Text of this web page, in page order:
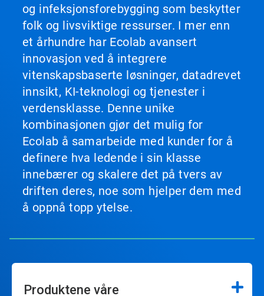
og infeksjonsforebygging som beskytter
folk og livsviktige ressurser. I mer enn
et århundre har Ecolab avansert
innovasjon ved å integrere
vitenskapsbaserte løsninger, datadrevet
innsikt, KI-teknologi og tjenester i
verdensklasse. Denne unike
kombinasjonen gjør det mulig for
Ecolab å samarbeide med kunder for å
definere hva ledende i sin klasse
innebærer og skalere det på tvers av
driften deres, noe som hjelper dem med
å oppnå topp ytelse.
Produktene våre